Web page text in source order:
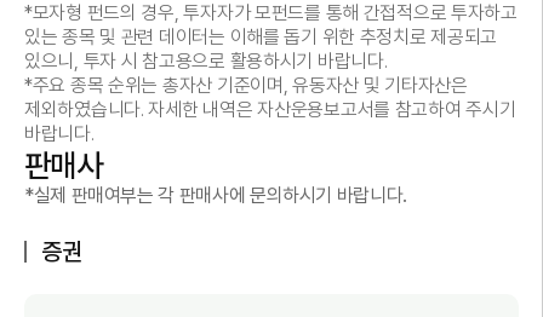
*모자형 펀드의 경우, 투자자가 모펀드를 통해 간접적으로 투자하고
있는 종목 및 관련 데이터는 이해를 돕기 위한 추정치로 제공되고
있으니, 투자 시 참고용으로 활용하시기 바랍니다.
*주요 종목 순위는 총자산 기준이며, 유동자산 및 기타자산은
제외하였습니다. 자세한 내역은 자산운용보고서를 참고하여 주시기
바랍니다.
판매사
*실제 판매여부는 각 판매사에 문의하시기 바랍니다.
증권